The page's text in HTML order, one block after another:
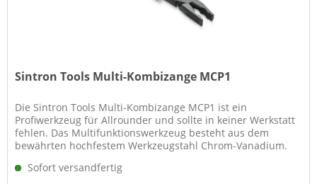
Sintron Tools Multi-Kombizange MCP1
Die Sintron Tools Multi-Kombizange MCP1 ist ein
Profiwerkzeug für Allrounder und sollte in keiner Werkstatt
fehlen. Das Multifunktionswerkzeug besteht aus dem
bewährten hochfestem Werkzeugstahl Chrom-Vanadium.
Sofort versandfertig